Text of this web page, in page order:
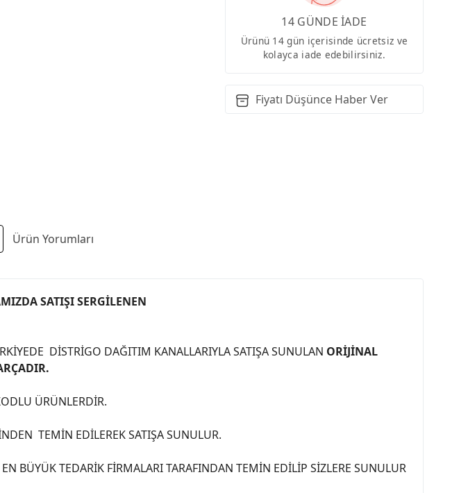
14 GÜNDE İADE
Ürünü 14 gün içerisinde ücretsiz ve
kolayca iade edebilirsiniz.
Fiyatı Düşünce Haber Ver
Ürün Yorumları
SATIŞI SERGİLENEN
DİSTRİGO DAĞITIM KANALLARIYLA SATIŞA SUNULAN ORİJİNAL
ÜRÜNLERDİR.
TEMİN EDİLEREK SATIŞA SUNULUR.
BÜYÜK TEDARİK FİRMALARI TARAFINDAN TEMİN EDİLİP SİZLERE SUNULUR